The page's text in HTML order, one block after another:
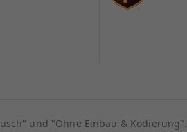
und "Ohne Einbau & Kodierung".